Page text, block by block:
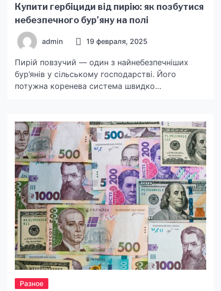
Купити гербіциди від пирію: як позбутися
небезпечного бур’яну на полі
admin 19 февраля, 2025
Пирій повзучий — один з найнебезпечніших
бур’янів у сільському господарстві. Його
потужна коренева система швидко
зернових, овочів та інших культур. Єдиний
спосіб ефективно боротися з цим агресивним
бур’яном — купити гербіциди від пирію,
спеціально розроблені для знищення його
кореневищ. У цій статті ми розповімо, які
гербіциди […]
Разное